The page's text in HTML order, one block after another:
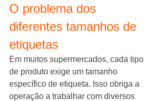
O problema dos
diferentes tamanhos de
etiquetas
Em muitos supermercados, cada tipo
de produto exige um tamanho
específico de etiqueta. Isso obriga a
operação a trabalhar com diversos